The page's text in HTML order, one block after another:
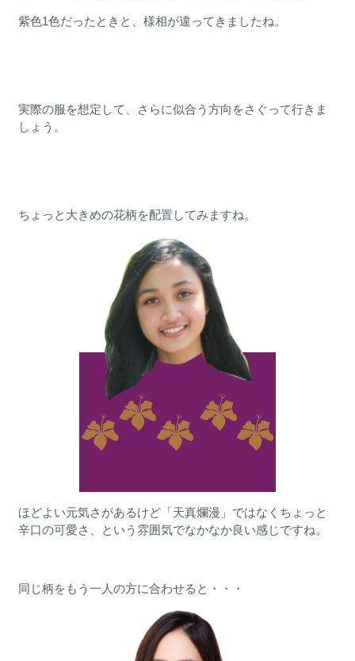
紫色1色だったときと、様相が違ってきましたね。
実際の服を想定して、さらに似合う方向をさぐって行きま
しょう。
ちょっと大きめの花柄を配置してみますね。
ほどよい元気さがあるけど「天真爛漫」ではなくちょっと
辛口の可愛さ、という雰囲気でなかなか良い感じですね。
同じ柄をもう一人の方に合わせると・・・